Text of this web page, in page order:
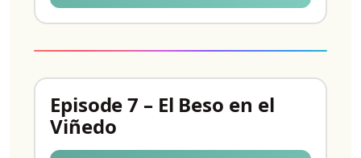
Episode 7 – El Beso en el
Viñedo